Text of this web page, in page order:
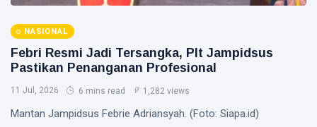
NASIONAL
Febri Resmi Jadi Tersangka, Plt Jampidsus
Pastikan Penanganan Profesional
11 Jul, 2026 6 mins read 1,282 views
Mantan Jampidsus Febrie Adriansyah. (Foto: Siapa.id)